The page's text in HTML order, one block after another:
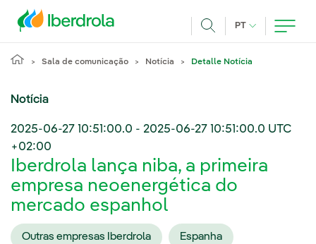
PT IDIOMA ATUAL,
Sala de comunicação Notícia Detalle Notícia
Notícia
2025-06-27 10:51:00.0 - 2025-06-27 10:51:00.0 UTC
+02:00
Iberdrola lança niba, a primeira
empresa neoenergética do
mercado espanhol
Outras empresas Iberdrola Espanha